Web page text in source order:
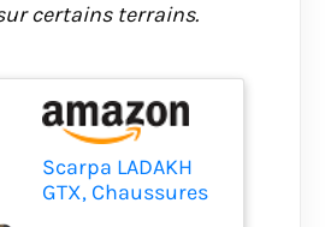
certains terrains.
Scarpa LADAKH
GTX, Chaussures